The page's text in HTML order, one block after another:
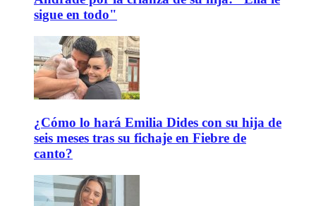
sigue en todo"
¿Cómo lo hará Emilia Dides con su hija de
seis meses tras su fichaje en Fiebre de
canto?